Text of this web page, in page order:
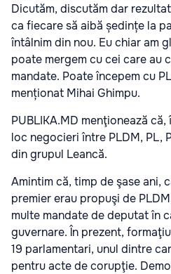
Dicutăm, discutăm dar
ca fiecare să aibă ședințe la
întâlnim din nou. Eu chiar am
poate mergem cu cei care au
mandate. Poate începem cu
menționat Mihai Ghimpu.
PUBLIKA.MD menţionează
loc negocieri între PLDM, PL,
din grupul Leancă.
Amintim că, timp de şase ani,
premier erau propuşi de
multe mandate de deputat în
guvernare. În prezent,
19 parlamentari, unul dintre
pentru acte de corupţie.